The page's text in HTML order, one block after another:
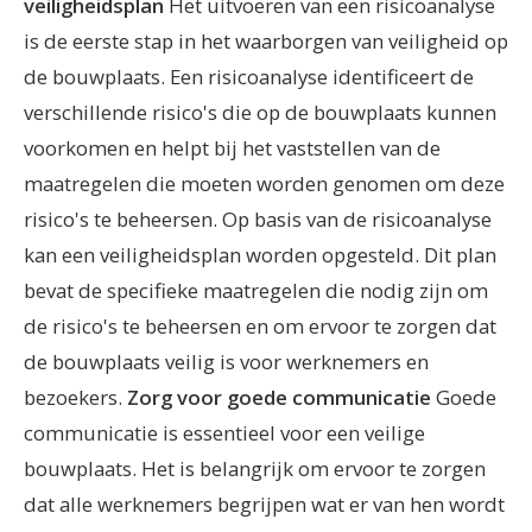
is de eerste stap in het waarborgen van veiligheid op
de bouwplaats. Een risicoanalyse identificeert de
verschillende risico's die op de bouwplaats kunnen
voorkomen en helpt bij het vaststellen van de
maatregelen die moeten worden genomen om deze
risico's te beheersen. Op basis van de risicoanalyse
kan een veiligheidsplan worden opgesteld. Dit plan
bevat de specifieke maatregelen die nodig zijn om
de risico's te beheersen en om ervoor te zorgen dat
de bouwplaats veilig is voor werknemers en
bezoekers. Zorg voor goede communicatie Goede
communicatie is essentieel voor een veilige
bouwplaats. Het is belangrijk om ervoor te zorgen
dat alle werknemers begrijpen wat er van hen wordt